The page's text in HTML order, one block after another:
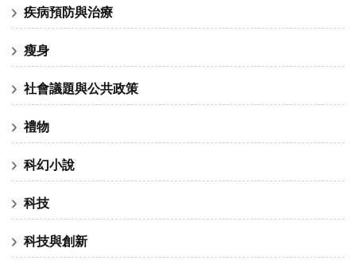
疾病預防與治療
瘦身
社會議題與公共政策
禮物
科幻小說
科技
科技與創新